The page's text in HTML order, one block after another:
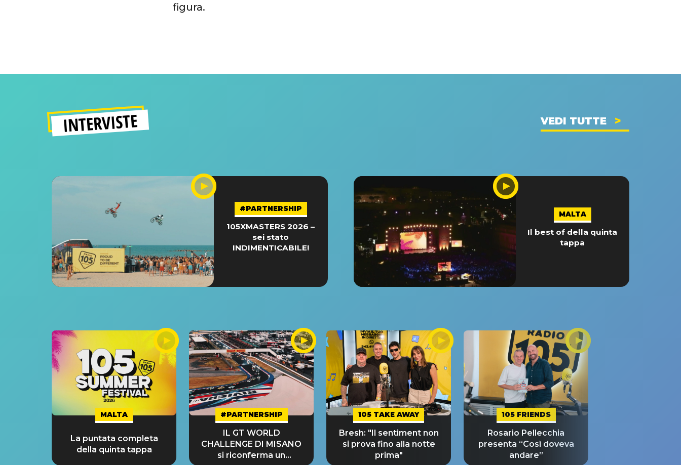
figura.
INTERVISTE VEDI TUTTE
#PARTNERSHIP
105XMASTERS 2026 –
sei stato
INDIMENTICABILE!
MALTA
Il best of della quinta
tappa
MALTA
La puntata completa
della quinta tappa
#PARTNERSHIP
IL GT WORLD
CHALLENGE DI MISANO
si riconferma un
105 TAKE AWAY
Bresh: "Il sentiment non
si prova fino alla notte
prima"
105 FRIENDS
Rosario Pellecchia
presenta “Così doveva
andare”